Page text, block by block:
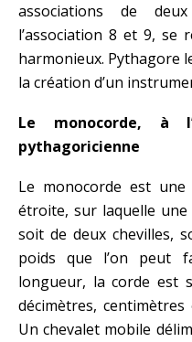
associations de
l’association 8 et 9, se
harmonieux. Pythagore
la création d’un
Le monocorde, à
pythagoricienne
Le monocorde est une
étroite, sur laquelle
soit de deux chevilles,
poids que l’on peut
longueur, la corde est
décimètres,
Un chevalet mobile